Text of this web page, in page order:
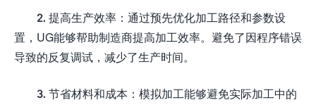
2. 提高生产效率：通过预先优化加工路径和参数设
置，UG能够帮助制造商提高加工效率。避免了因程序错误
导致的反复调试，减少了生产时间。
3. 节省材料和成本：模拟加工能够避免实际加工中的